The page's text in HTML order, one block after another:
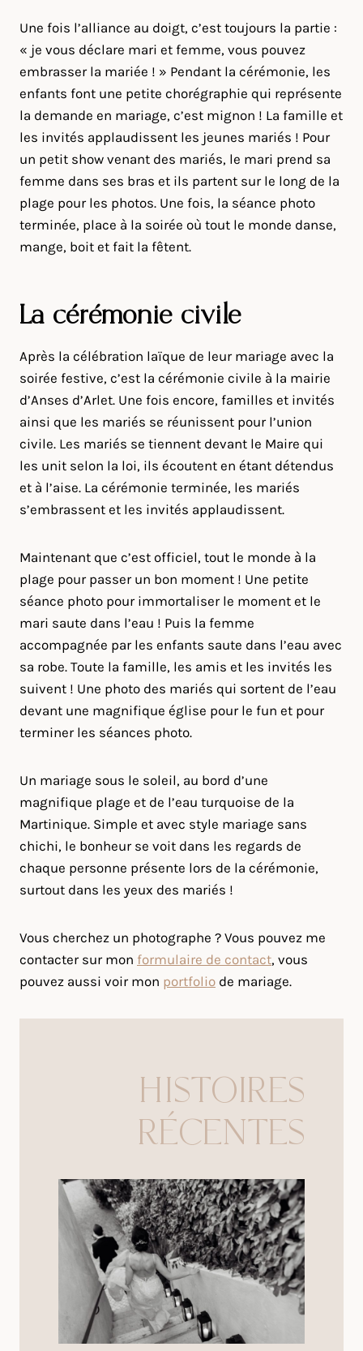
Une fois l’alliance au doigt, c’est toujours la partie :
« je vous déclare mari et femme, vous pouvez
embrasser la mariée ! » Pendant la cérémonie, les
enfants font une petite chorégraphie qui représente
la demande en mariage, c’est mignon ! La famille et
les invités applaudissent les jeunes mariés ! Pour
un petit show venant des mariés, le mari prend sa
femme dans ses bras et ils partent sur le long de la
plage pour les photos. Une fois, la séance photo
terminée, place à la soirée où tout le monde danse,
mange, boit et fait la fêtent.
La cérémonie civile
Après la célébration laïque de leur mariage avec la
soirée festive, c’est la cérémonie civile à la mairie
d’Anses d’Arlet. Une fois encore, familles et invités
ainsi que les mariés se réunissent pour l’union
civile. Les mariés se tiennent devant le Maire qui
les unit selon la loi, ils écoutent en étant détendus
et à l’aise. La cérémonie terminée, les mariés
s’embrassent et les invités applaudissent.
Maintenant que c’est officiel, tout le monde à la
plage pour passer un bon moment ! Une petite
séance photo pour immortaliser le moment et le
mari saute dans l’eau ! Puis la femme
accompagnée par les enfants saute dans l’eau avec
sa robe. Toute la famille, les amis et les invités les
suivent ! Une photo des mariés qui sortent de l’eau
devant une magnifique église pour le fun et pour
terminer les séances photo.
Un mariage sous le soleil, au bord d’une
magnifique plage et de l’eau turquoise de la
Martinique. Simple et avec style mariage sans
chichi, le bonheur se voit dans les regards de
chaque personne présente lors de la cérémonie,
surtout dans les yeux des mariés !
Vous cherchez un photographe ? Vous pouvez me
contacter sur mon formulaire de contact, vous
pouvez aussi voir mon portfolio de mariage.
HISTOIRES
RÉCENTES